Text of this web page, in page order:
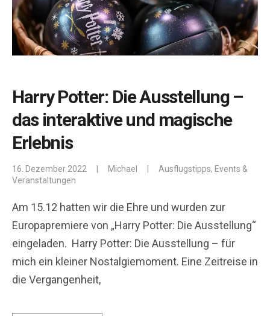
Harry Potter: Die Ausstellung –
das interaktive und magische
Erlebnis
16. Dezember 2022 Michael Ausflugstipps, Events &
Veranstaltungen
Am 15.12 hatten wir die Ehre und wurden zur
Europapremiere von „Harry Potter: Die Ausstellung“
eingeladen. Harry Potter: Die Ausstellung – für
mich ein kleiner Nostalgiemoment. Eine Zeitreise in
die Vergangenheit,